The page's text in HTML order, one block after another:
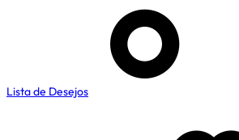
Lista de Desejos